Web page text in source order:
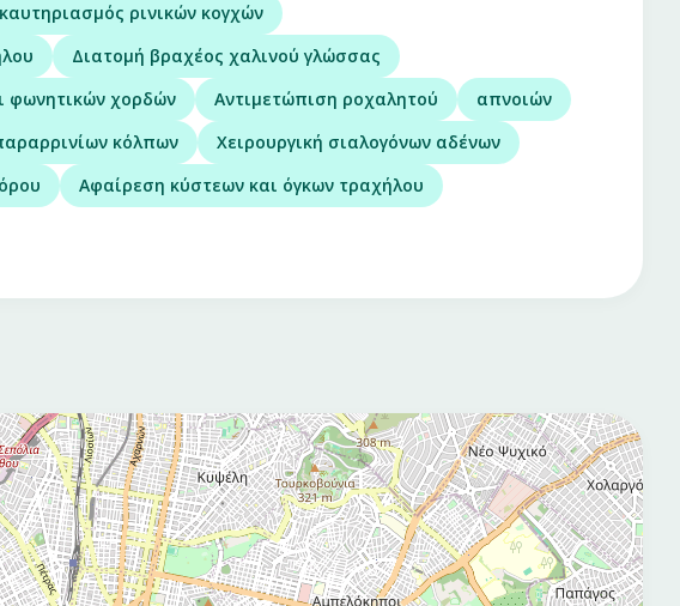
καυτηριασμός ρινικών κογχών
Διατομή βραχέος χαλινού γλώσσας
φωνητικών χορδών
Αντιμετώπιση ροχαλητού
απνοιών
κόλπων
Χειρουργική σιαλογόνων αδένων
Αφαίρεση κύστεων και όγκων τραχήλου